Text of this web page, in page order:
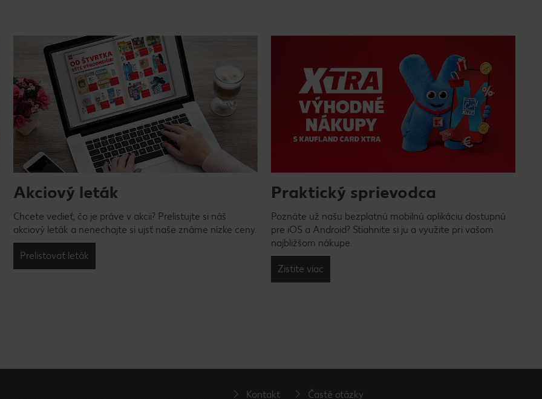
Akciový leták
Chcete vedieť, čo je práve v akcii? Prelistujte si náš
akciový leták a nenechajte si ujsť naše známe nízke ceny.
Prelistovať leták
Praktický sprievodca
Poznáte už našu bezplatnú mobilnú aplikáciu dostupnú
pre iOS a Android? Stiahnite si ju a využite pri vašom
najbližšom nákupe.
Zistite viac
Kontakt Časté otázky